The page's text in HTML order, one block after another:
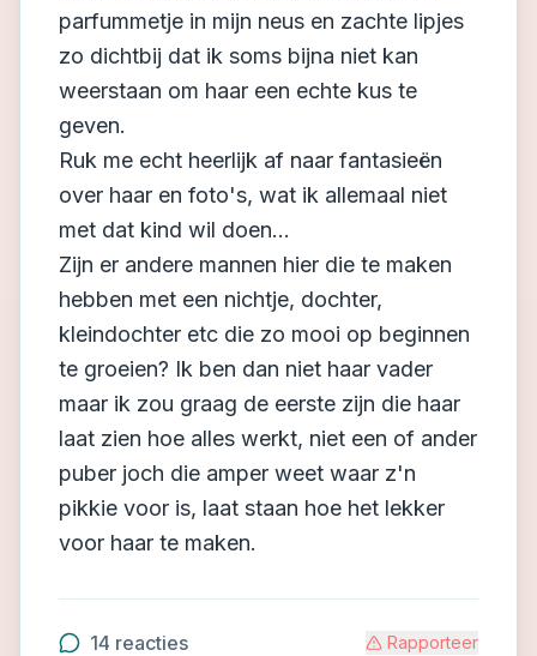
parfummetje in mijn neus en zachte lipjes
zo dichtbij dat ik soms bijna niet kan
weerstaan om haar een echte kus te
geven.
Ruk me echt heerlijk af naar fantasieën
over haar en foto's, wat ik allemaal niet
met dat kind wil doen...
Zijn er andere mannen hier die te maken
hebben met een nichtje, dochter,
kleindochter etc die zo mooi op beginnen
te groeien? Ik ben dan niet haar vader
maar ik zou graag de eerste zijn die haar
laat zien hoe alles werkt, niet een of ander
puber joch die amper weet waar z'n
pikkie voor is, laat staan hoe het lekker
voor haar te maken.
14 reacties Rapporteer